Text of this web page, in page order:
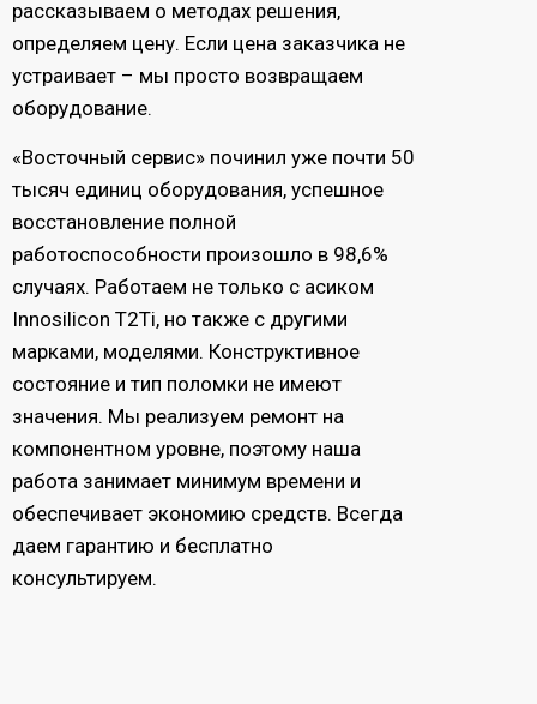
рассказываем о методах решения,
определяем цену. Если цена заказчика не
устраивает – мы просто возвращаем
оборудование.
«Восточный сервис» починил уже почти 50
тысяч единиц оборудования, успешное
восстановление полной
работоспособности произошло в 98,6%
случаях. Работаем не только с асиком
Innosilicon T2Ti, но также с другими
марками, моделями. Конструктивное
состояние и тип поломки не имеют
значения. Мы реализуем ремонт на
компонентном уровне, поэтому наша
работа занимает минимум времени и
обеспечивает экономию средств. Всегда
даем гарантию и бесплатно
консультируем.